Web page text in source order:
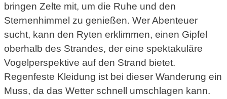
bringen Zelte mit, um die Ruhe und den
Sternenhimmel zu genießen. Wer Abenteuer
sucht, kann den Ryten erklimmen, einen Gipfel
oberhalb des Strandes, der eine spektakuläre
Vogelperspektive auf den Strand bietet.
Regenfeste Kleidung ist bei dieser Wanderung ein
Muss, da das Wetter schnell umschlagen kann.